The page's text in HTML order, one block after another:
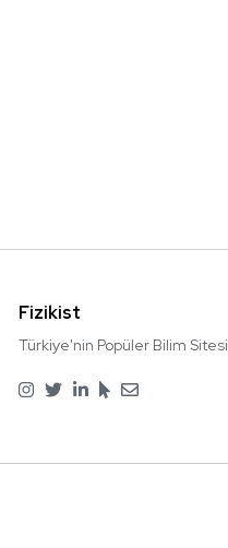
Fizikist
Türkiye'nin Popüler Bilim Sitesi